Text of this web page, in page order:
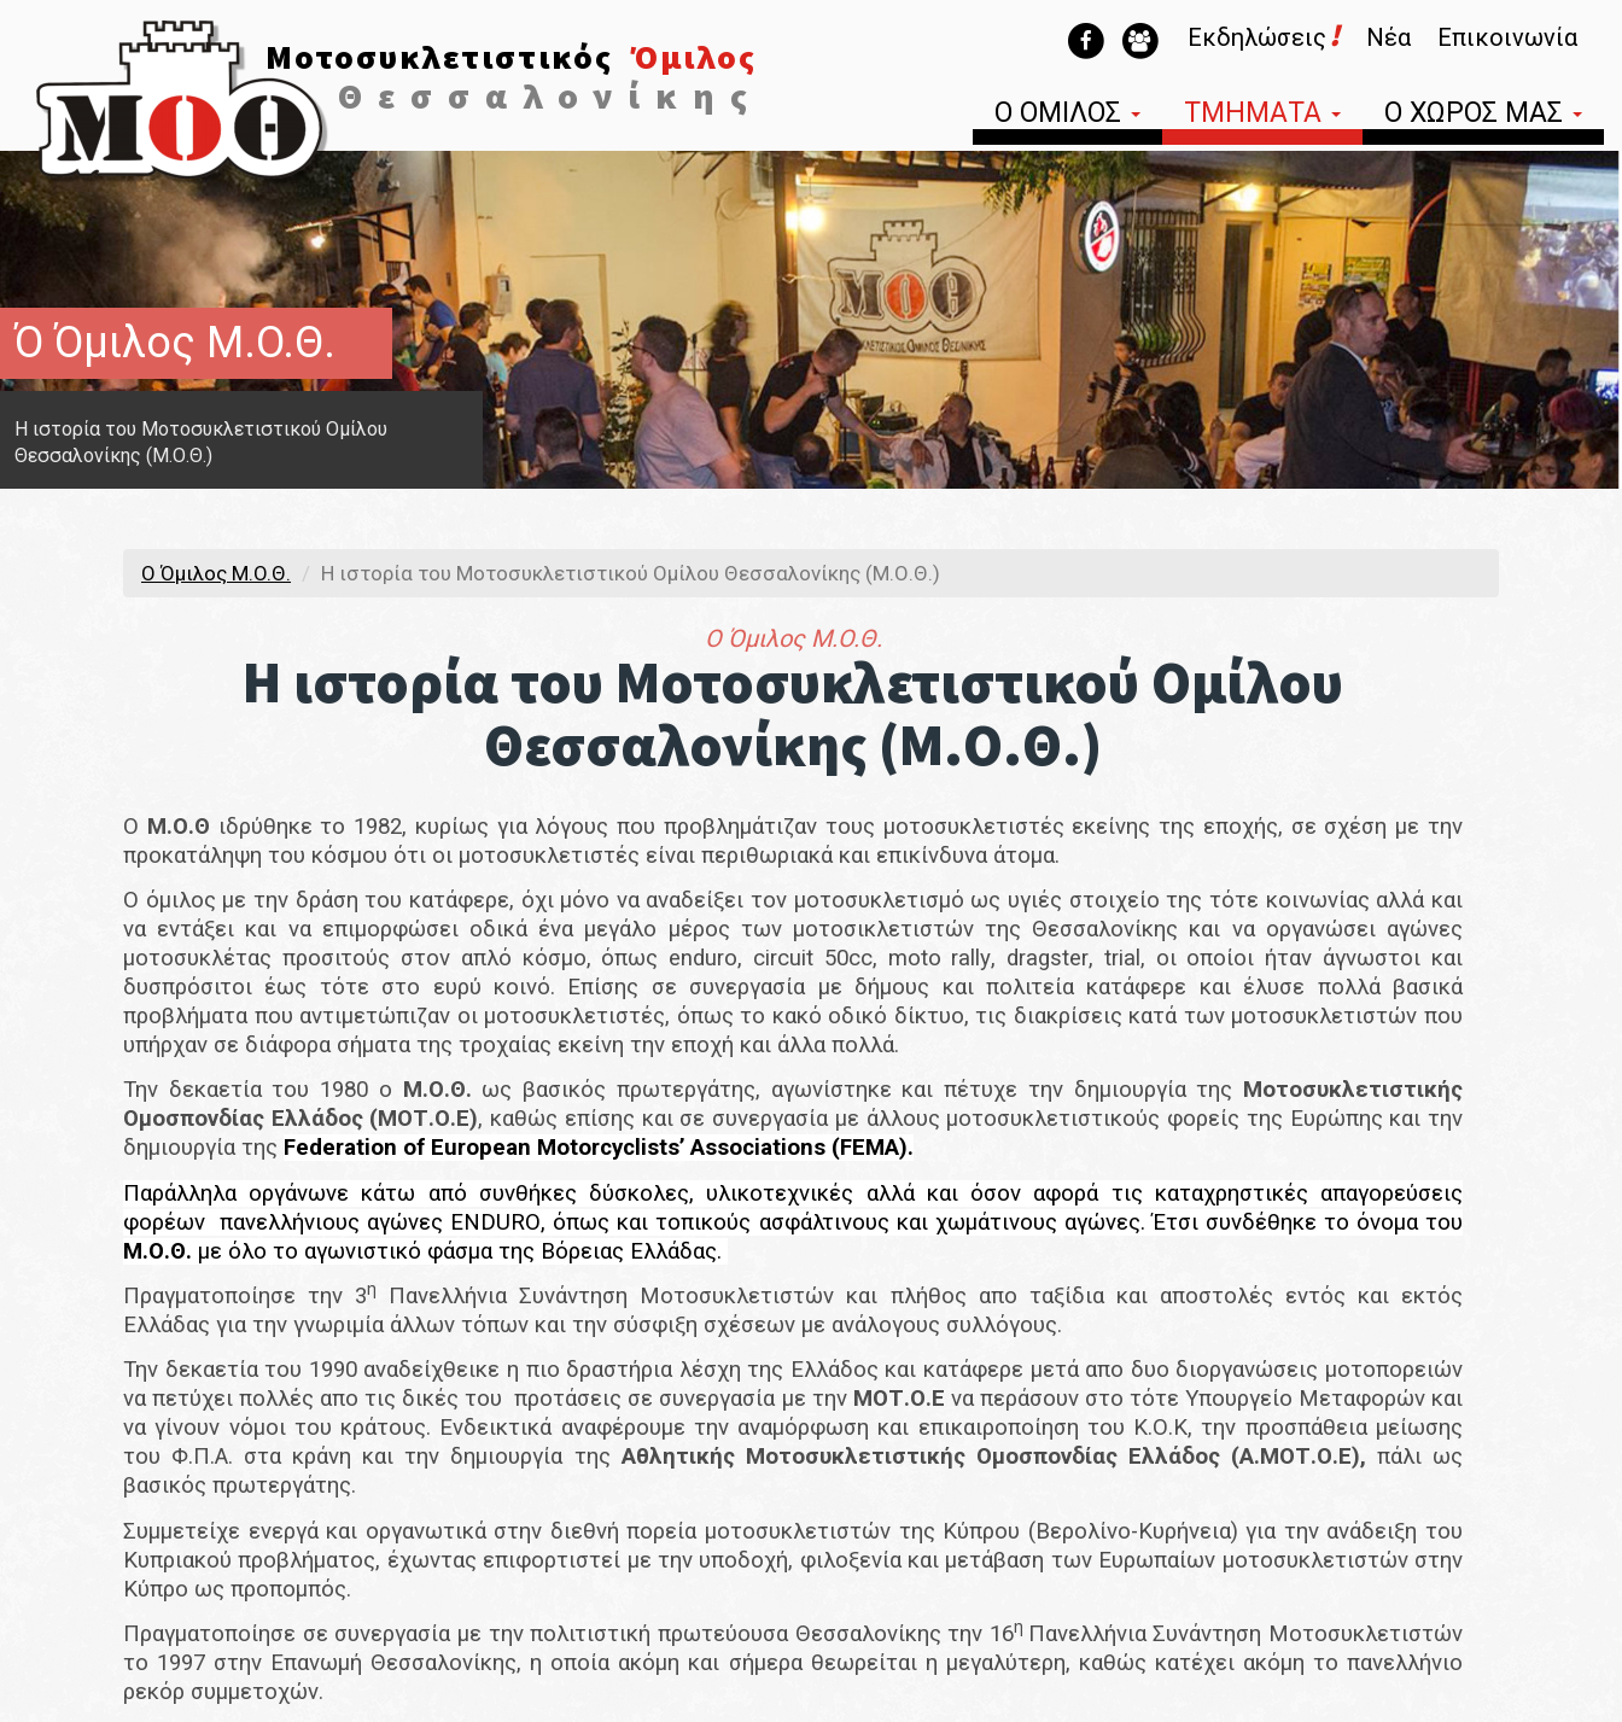
Μοτοσυκλετιστικός Όμιλος
Θεσσαλονίκης
Εκδηλώσεις ! Νέα Επικοινωνία
Ο ΟΜΙΛΟΣ ΤΜΗΜΑΤΑ Ο ΧΩΡΟΣ ΜΑΣ
Ό Όμιλος M.O.Θ.
Η ιστορία του Μοτοσυκλετιστικού Ομίλου
Θεσσαλονίκης (Μ.Ο.Θ.)
O Όμιλος M.O.Θ. Η ιστορία του Μοτοσυκλετιστικού Ομίλου Θεσσαλονίκης (Μ.Ο.Θ.)
Ο Όμιλος M.O.Θ.
Η ιστορία του Μοτοσυκλετιστικού Ομίλου
Θεσσαλονίκης (Μ.Ο.Θ.)
Ο Μ.Ο.Θ ιδρύθηκε το 1982, κυρίως για λόγους που προβλημάτιζαν τους μοτοσυκλετιστές εκείνης της εποχής, σε σχέση με την
προκατάληψη του κόσμου ότι οι μοτοσυκλετιστές είναι περιθωριακά και επικίνδυνα άτομα.
Ο όμιλος με την δράση του κατάφερε, όχι μόνο να αναδείξει τον μοτοσυκλετισμό ως υγιές στοιχείο της τότε κοινωνίας αλλά και
να εντάξει και να επιμορφώσει οδικά ένα μεγάλο μέρος των μοτοσικλετιστών της Θεσσαλονίκης και να οργανώσει αγώνες
μοτοσυκλέτας προσιτούς στον απλό κόσμο, όπως enduro, circuit 50cc, moto rally, dragster, trial , οι οποίοι ήταν άγνωστοι και
δυσπρόσιτοι έως τότε στο ευρύ κοινό. Επίσης σε συνεργασία με δήμους και πολιτεία κατάφερε και έλυσε πολλά βασικά
προβλήματα που αντιμετώπιζαν οι μοτοσυκλετιστές, όπως το κακό οδικό δίκτυο, τις διακρίσεις κατά των μοτοσυκλετιστών που
υπήρχαν σε διάφορα σήματα της τροχαίας εκείνη την εποχή και άλλα πολλά.
Την δεκαετία του 1980 ο Μ.Ο.Θ. ως βασικός πρωτεργάτης, αγωνίστηκε και πέτυχε την δημιουργία της Μοτοσυκλετιστικής
Ομοσπονδίας Ελλάδος (ΜΟΤ.Ο.Ε), καθώς επίσης και σε συνεργασία με άλλους μοτοσυκλετιστικούς φορείς της Ευρώπης και την
δημιουργία της Federation of European Motorcyclists’ Associations (FEMA).
Παράλληλα οργάνωνε κάτω από συνθήκες δύσκολες, υλικοτεχνικές αλλά και όσον αφορά τις καταχρηστικές απαγορεύσεις
φορέων πανελλήνιους αγώνες ENDURO, όπως και τοπικούς ασφάλτινους και χωμάτινους αγώνες. Έτσι συνδέθηκε το όνομα του
Μ.Ο.Θ. με όλο το αγωνιστικό φάσμα της Βόρειας Ελλάδας.
Πραγματοποίησε την 3η
Πανελλήνια Συνάντηση Μοτοσυκλετιστών και πλήθος απο ταξίδια και αποστολές εντός και εκτός
Ελλάδας για την γνωριμία άλλων τόπων και την σύσφιξη σχέσεων με ανάλογους συλλόγους.
Την δεκαετία του 1990 αναδείχθεικε η πιο δραστήρια λέσχη της Ελλάδος και κατάφερε μετά απο δυο διοργανώσεις μοτοπορειών
να πετύχει πολλές απο τις δικές του προτάσεις σε συνεργασία με την ΜΟΤ.Ο.Ε να περάσουν στο τότε Υπουργείο Μεταφορών και
να γίνουν νόμοι του κράτους. Ενδεικτικά αναφέρουμε την αναμόρφωση και επικαιροποίηση του Κ.Ο.Κ, την προσπάθεια μείωσης
του Φ.Π.Α. στα κράνη και την δημιουργία τηςΑθλητικής Μοτοσυκλετιστικής Ομοσπονδίας Ελλάδος (Α.ΜΟΤ.Ο.Ε), πάλι ως
βασικός πρωτεργάτης.
Συμμετείχε ενεργά και οργανωτικά στην διεθνή πορεία μοτοσυκλετιστών της Κύπρου (Βερολίνο-Κυρήνεια) για την ανάδειξη του
Κυπριακού προβλήματος, έχωντας επιφορτιστεί με την υποδοχή, φιλοξενία και μετάβαση των Ευρωπαίων μοτοσυκλετιστών στην
Κύπρο ως προπομπός.
Πραγματοποίησε σε συνεργασία με την πολιτιστική πρωτεύουσα Θεσσαλονίκης την 16η Πανελλήνια Συνάντηση Μοτοσυκλετιστών
το 1997 στην Επανωμή Θεσσαλονίκης, η οποία ακόμη και σήμερα θεωρείται η μεγαλύτερη, καθώς κατέχει ακόμη το πανελλήνιο
ρεκόρ συμμετοχών.